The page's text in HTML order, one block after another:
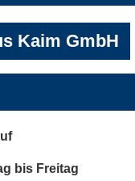
Kaim GmbH
bis Freitag